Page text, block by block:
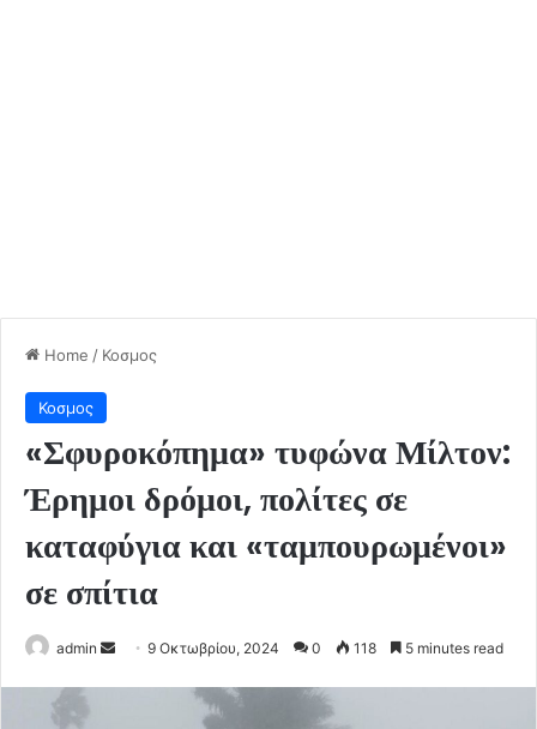
Home / Κοσμος
Κοσμος
«Σφυροκόπημα» τυφώνα Μίλτον:
Έρημοι δρόμοι, πολίτες σε
καταφύγια και «ταμπουρωμένοι»
σε σπίτια
admin
Send9 Οκτωβρίου, 2024 0 118 5 minutes read